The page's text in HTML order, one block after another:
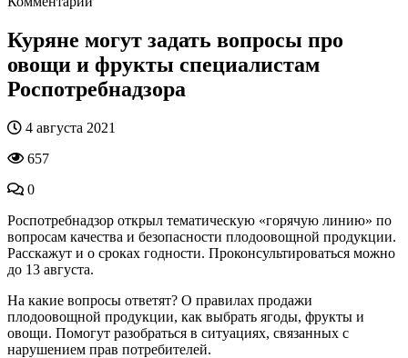
Куряне могут задать вопросы про
овощи и фрукты специалистам
Роспотребнадзора
4 августа 2021
657
0
Роспотребнадзор открыл тематическую «горячую линию» по
вопросам качества и безопасности плодоовощной продукции.
Расскажут и о сроках годности. Проконсультироваться можно
до 13 августа.
На какие вопросы ответят? О правилах продажи
плодоовощной продукции, как выбрать ягоды, фрукты и
овощи. Помогут разобраться в ситуациях, связанных с
нарушением прав потребителей.